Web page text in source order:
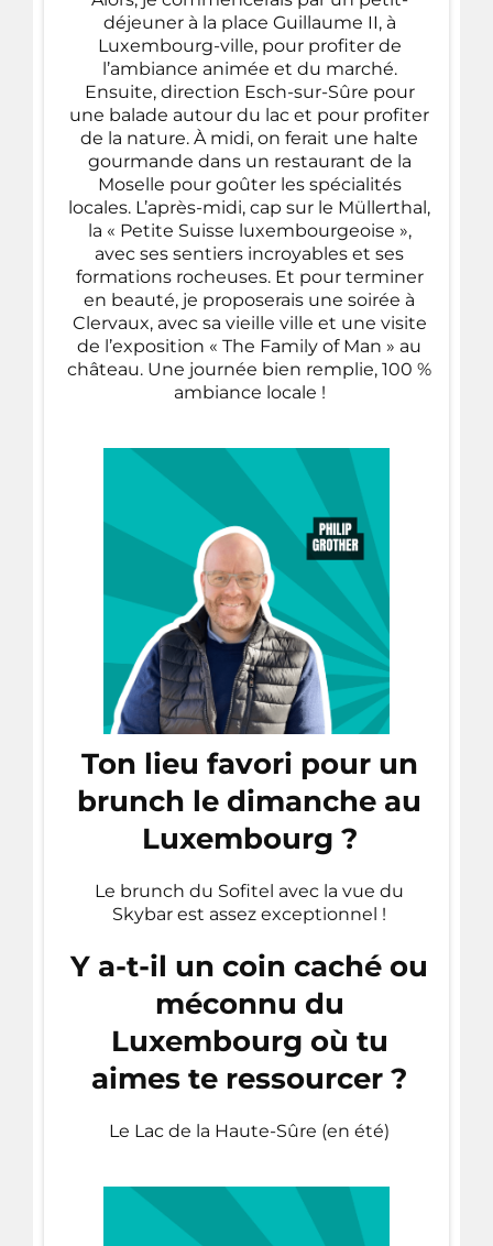
déjeuner à la place Guillaume II, à
Luxembourg-ville, pour profiter de
l’ambiance animée et du marché.
Ensuite, direction Esch-sur-Sûre pour
une balade autour du lac et pour profiter
de la nature. À midi, on ferait une halte
gourmande dans un restaurant de la
Moselle pour goûter les spécialités
locales. L’après-midi, cap sur le Müllerthal,
la « Petite Suisse luxembourgeoise »,
avec ses sentiers incroyables et ses
formations rocheuses. Et pour terminer
en beauté, je proposerais une soirée à
Clervaux, avec sa vieille ville et une visite
de l’exposition « The Family of Man » au
château. Une journée bien remplie, 100 %
ambiance locale !
Ton lieu favori pour un
brunch le dimanche au
Luxembourg ?
Le brunch du Sofitel avec la vue du
Skybar est assez exceptionnel !
Y a-t-il un coin caché ou
méconnu du
Luxembourg où tu
aimes te ressourcer ?
Le Lac de la Haute-Sûre (en été)